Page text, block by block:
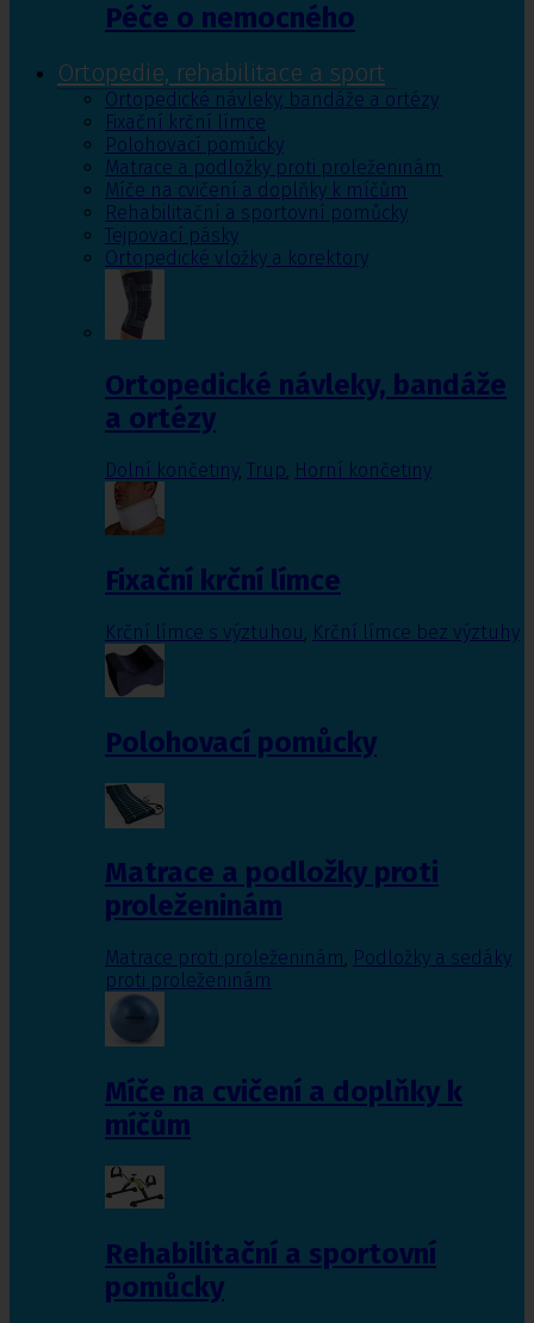
Péče o nemocného
Ortopedie, rehabilitace a sport
Ortopedické návleky, bandáže a ortézy
Fixační krční límce
Polohovací pomůcky
Matrace a podložky proti proleženinám
Míče na cvičení a doplňky k míčům
Rehabilitační a sportovní pomůcky
Tejpovací pásky
Ortopedické vložky a korektory
Ortopedické návleky, bandáže
a ortézy
Dolní končetiny, Trup, Horní končetiny
Fixační krční límce
Krční límce s výztuhou Krční límce bez výztuhy
Polohovací pomůcky
Matrace a podložky proti
proleženinám
Matrace proti proleženinám, Podložky a sedáky
proti proleženinám
Míče na cvičení a doplňky k
míčům
Rehabilitační a sportovní
pomůcky